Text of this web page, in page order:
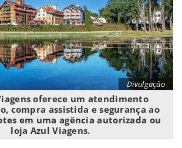
Divulgação
oferece um atendimento
compra assistida e segurança ao
em uma agência autorizada ou
loja Azul Viagens.